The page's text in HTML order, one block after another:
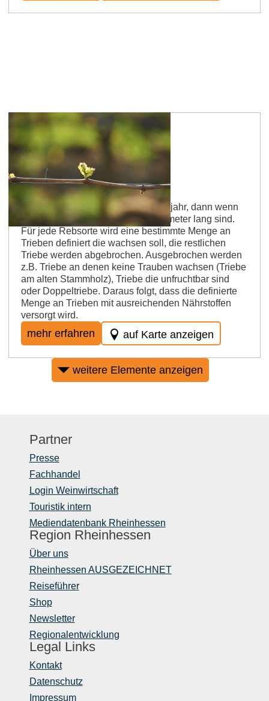
Rheinhessen Weinlexikon
Ausbrechen
Das Ausbrechen geschieht im Frühjahr, dann wenn
die Neutriebe etwa 10 bis 30 Zentimeter lang sind.
Für jede Rebsorte wird eine bestimmte Menge an
Trieben definiert die wachsen soll, die restlichen
Triebe werden abgebrochen. Ausgebrochen werden
z.B. Triebe an denen keine Trauben wachsen (Triebe
am alten Stammholz), Triebe die unfruchtbar sind
oder Doppeltriebe. Daraus folgt, dass die definierte
Menge an Trieben mit ausreichenden Nährstoffen
versorgt wird.
mehr erfahren auf Karte anzeigen
weitere Elemente anzeigen
Partner
Presse
Fachhandel
Login Weinwirtschaft
Touristik intern
Mediendatenbank Rheinhessen
Region Rheinhessen
Über uns
Rheinhessen AUSGEZEICHNET
Reiseführer
Shop
Newsletter
Regionalentwicklung
Legal Links
Kontakt
Datenschutz
Impressum